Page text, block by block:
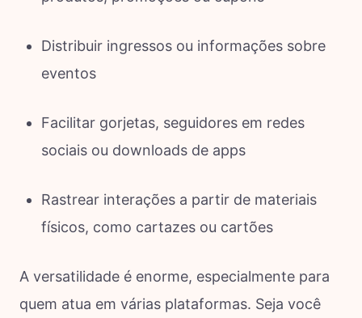
Distribuir ingressos ou informações sobre
eventos
Facilitar gorjetas, seguidores em redes
sociais ou downloads de apps
Rastrear interações a partir de materiais
físicos, como cartazes ou cartões
A versatilidade é enorme, especialmente para
quem atua em várias plataformas. Seja você